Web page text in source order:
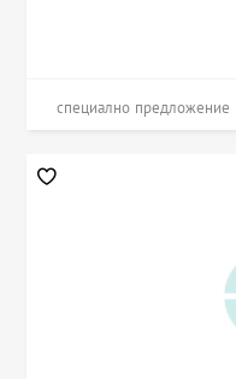
специално предложение